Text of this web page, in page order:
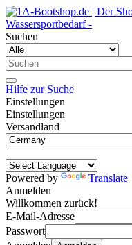
Suchen
Hilfe zur Suche
Einstellungen
Einstellungen
Versandland
Powered by
Translate
Anmelden
Willkommen zurück!
E-Mail-Adresse
Passwort